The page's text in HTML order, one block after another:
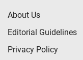
About Us
Editorial Guidelines
Privacy Policy